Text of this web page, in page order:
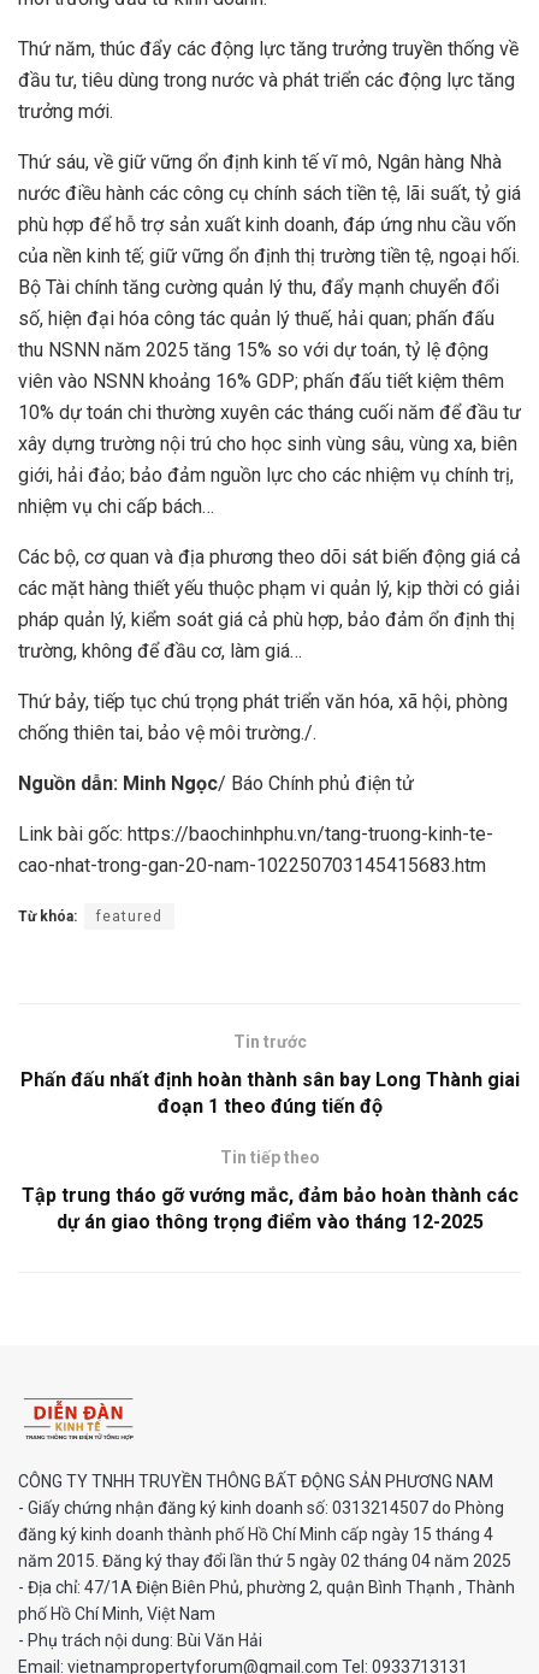
Thứ năm, thúc đẩy các động lực tăng trưởng truyền thống về
đầu tư, tiêu dùng trong nước và phát triển các động lực tăng
trưởng mới.
Thứ sáu, về giữ vững ổn định kinh tế vĩ mô, Ngân hàng Nhà
nước điều hành các công cụ chính sách tiền tệ, lãi suất, tỷ giá
phù hợp để hỗ trợ sản xuất kinh doanh, đáp ứng nhu cầu vốn
của nền kinh tế; giữ vững ổn định thị trường tiền tệ, ngoại hối.
Bộ Tài chính tăng cường quản lý thu, đẩy mạnh chuyển đổi
số, hiện đại hóa công tác quản lý thuế, hải quan; phấn đấu
thu NSNN năm 2025 tăng 15% so với dự toán, tỷ lệ động
viên vào NSNN khoảng 16% GDP; phấn đấu tiết kiệm thêm
10% dự toán chi thường xuyên các tháng cuối năm để đầu tư
xây dựng trường nội trú cho học sinh vùng sâu, vùng xa, biên
giới, hải đảo; bảo đảm nguồn lực cho các nhiệm vụ chính trị,
nhiệm vụ chi cấp bách…
Các bộ, cơ quan và địa phương theo dõi sát biến động giá cả
các mặt hàng thiết yếu thuộc phạm vi quản lý, kịp thời có giải
pháp quản lý, kiểm soát giá cả phù hợp, bảo đảm ổn định thị
trường, không để đầu cơ, làm giá…
Thứ bảy, tiếp tục chú trọng phát triển văn hóa, xã hội, phòng
chống thiên tai, bảo vệ môi trường./.
Nguồn dẫn: Minh Ngọc/ Báo Chính phủ điện tử
Link bài gốc: https://baochinhphu.vn/tang-truong-kinh-te-
cao-nhat-trong-gan-20-nam-102250703145415683.htm
Từ khóa: featured
Tin trước
Phấn đấu nhất định hoàn thành sân bay Long Thành giai
đoạn 1 theo đúng tiến độ
Tin tiếp theo
Tập trung tháo gỡ vướng mắc, đảm bảo hoàn thành các
dự án giao thông trọng điểm vào tháng 12-2025
CÔNG TY TNHH TRUYỀN THÔNG BẤT ĐỘNG SẢN PHƯƠNG NAM
- Giấy chứng nhận đăng ký kinh doanh số: 0313214507 do Phòng
đăng ký kinh doanh thành phố Hồ Chí Minh cấp ngày 15 tháng 4
năm 2015. Đăng ký thay đổi lần thứ 5 ngày 02 tháng 04 năm 2025
- Địa chỉ: 47/1A Điện Biên Phủ, phường 2, quận Bình Thạnh , Thành
phố Hồ Chí Minh, Việt Nam
- Phụ trách nội dung: Bùi Văn Hải
Email: vietnampropertyforum@gmail.com Tel: ‭0933713131